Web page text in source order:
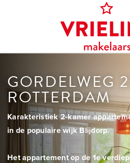
GORDELWEG
ROTTERDAM
Karakteristiek 2-kamer
in de populaire wijk Blijdorp.
Het appartement op de 1e